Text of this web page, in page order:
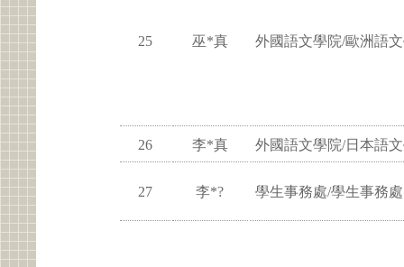
25 巫*真 外國語文學院/歐洲語
26 李*真 外國語文學院/日本語
27 李*? 學生事務處/學生事務處